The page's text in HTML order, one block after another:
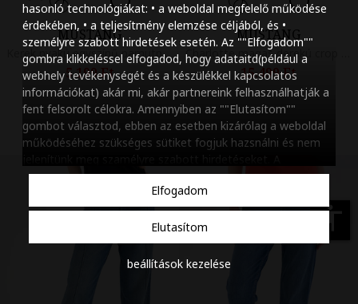
hasonló technológiákat: • a weboldal megfelelő működése
érdekében, • a teljesítmény elemzése céljából, és •
személyre szabott hirdetések esetén. Az ""Elfogadom""
gombra klikkeléssel elfogadod, hogy adataitd(például a
webhely tevékenységét és a készülékkel kapcsolatos
információkat) akár mi, akár partnereink felhasználhatják a
fent felsorolt célokra. Amennyiben az ""Elutasítom""
gombot választod, ebben az esetben kizárólag a weboldal
működéséhez szükséges sütiket fogjuk hazsnálni és nem
beállításaidat bármikor módosíthatod, a ""Beállítások
kezelése"" gombra kattintva. Tudj meg többet
szabályzatunkról.
Elfogadom
Elutasítom
beállítások kezelése
MUSTANG
Kerek nyakú egyszínű pamutpóló, Csontszín
5.199 Ft
MUSTANG
15.499 Ft
accessibility
Szóköz növelése
Szóköz csökkentése
Sortávolság
Sortávolság
Színek invertálása
Szürke
Nagy kurzor